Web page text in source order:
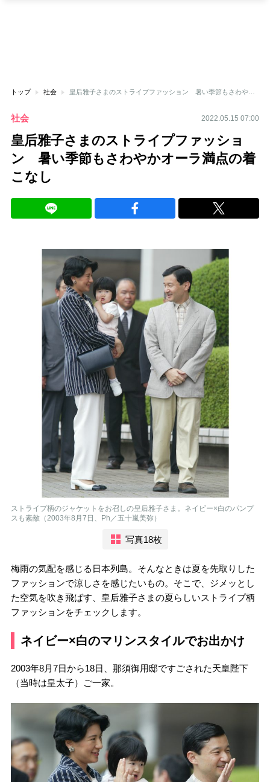
トップ 社会 皇后雅子さまのストライプファッション 暑い季節もさわやかオーラ満点の着こなし
社会 2022.05.15 07:00
皇后雅子さまのストライプファッショ
ン 暑い季節もさわやかオーラ満点の着
こなし
ストライプ柄のジャケットをお召しの皇后雅子さま。ネイビー×白のパンプ
スも素敵（2003年8月7日、Ph／五十嵐美弥）
写真18枚
梅雨の気配を感じる日本列島。そんなときは夏を先取りした
ファッションで涼しさを感じたいもの。そこで、ジメッとし
た空気を吹き飛ばす、皇后雅子さまの夏らしいストライプ柄
ファッションをチェックします。
ネイビー×白のマリンスタイルでお出かけ
2003年8月7日から18日、那須御用邸ですごされた天皇陛下
（当時は皇太子）ご一家。